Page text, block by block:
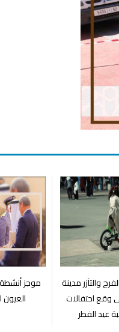
والتآزر مدينة
وقع احتفالات
عيد الفطر
موجز
العيون